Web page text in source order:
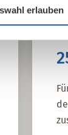
erlauben